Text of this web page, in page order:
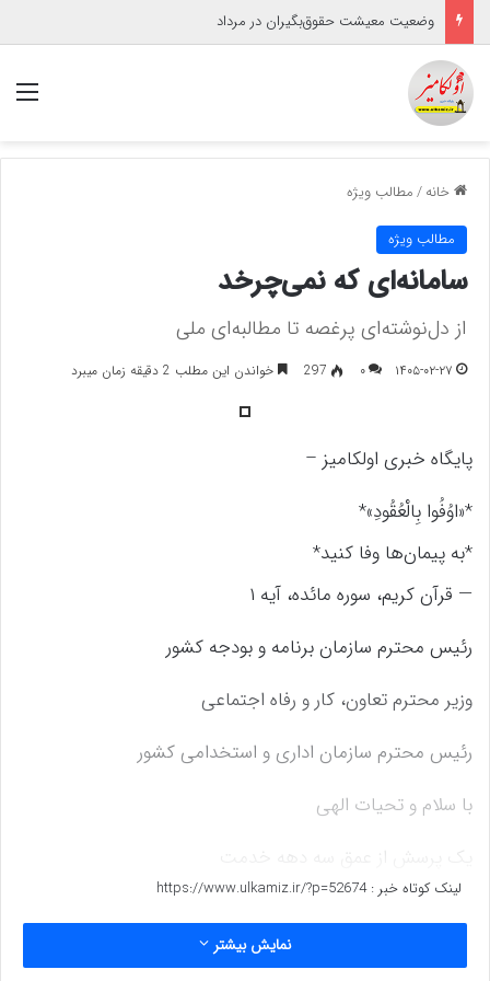
وضعیت معیشت حقوق‌بگیران در مرداد
خانه/مطالب ویژه
مطالب ویژه
سامانه‌ای که نمی‌چرخد
از دل‌نوشته‌ای پرغصه تا مطالبه‌ای ملی
۱۴۰۵-۰۲-۲۷ ۰ 297 خواندن این مطلب 2 دقیقه زمان میبرد
پایگاه خبری اولکامیز –
*«اوُفُوا بِالْعُقُودِ»*
*به پیمان‌ها وفا کنید*
— قرآن کریم، سوره مائده، آیه ۱
رئیس محترم سازمان برنامه و بودجه کشور
وزیر محترم تعاون، کار و رفاه اجتماعی
رئیس محترم سازمان اداری و استخدامی کشور
با سلام و تحیات الهی
یک پرسش از عمق سه دهه خدمت
همکار پیشکسوتی که ۳۲ سال از عمر خود را پای نظام اداری
لینک کوتاه خبر :https://www.ulkamiz.ir/?p=52674
نمایش بیشتر